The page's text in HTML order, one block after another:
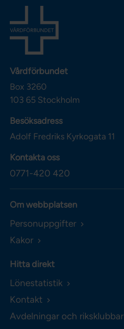
Vårdförbundet
Box 3260
103 65 Stockholm
Besöksadress
Adolf Fredriks Kyrkogata 11
Kontakta oss
0771-420 420
Om webbplatsen
Personuppgifter
Kakor
Hitta direkt
Lönestatistik
Kontakt
Avdelningar och riksklubbar